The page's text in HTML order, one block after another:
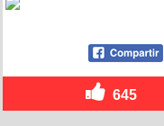
645